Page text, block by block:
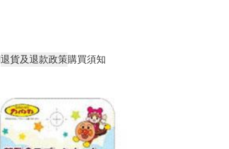
退貨及退款政策購買須知